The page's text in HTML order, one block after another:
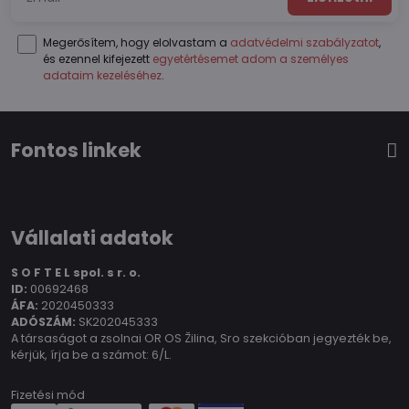
Megerősítem, hogy elolvastam a adatvédelmi szabályzatot,
és ezennel kifejezett egyetértésemet adom a személyes
adataim kezeléséhez.
Fontos linkek
Vállalati adatok
S O F T E L spol. s r. o.
ID: 00692468
ÁFA: 2020450333
ADÓSZÁM: SK202045333
A társaságot a zsolnai OR OS Žilina, Sro szekcióban jegyezték be,
kérjük, írja be a számot: 6/L.
Fizetési mód